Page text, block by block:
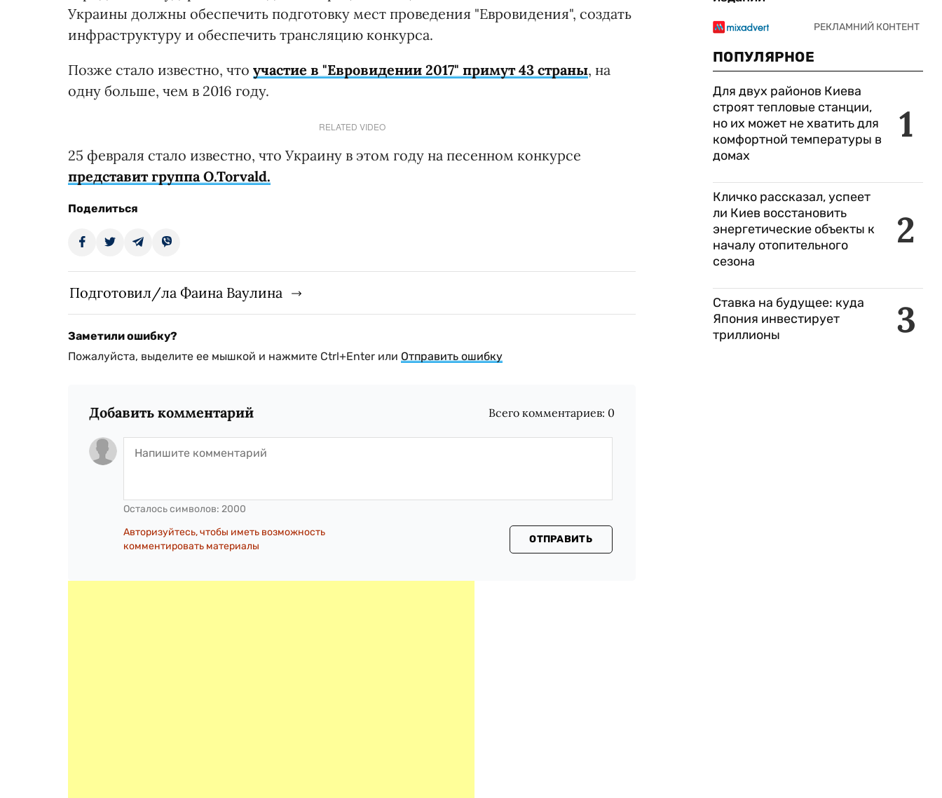
Украины должны обеспечить подготовку мест проведения "Евровидения", создать
инфраструктуру и обеспечить трансляцию конкурса.
Позже стало известно, что участие в "Евровидении 2017" примут 43 страны, на
одну больше, чем в 2016 году.
RELATED VIDEO
25 февраля стало известно, что Украину в этом году на песенном конкурсе
представит группа O.Torvald.
Поделиться
Подготовил/ла Фаина Ваулина
Заметили ошибку?
Пожалуйста, выделите ее мышкой и нажмите Ctrl+Enter или Отправить ошибку
Добавить комментарий Всего комментариев: 0
Осталось символов: 2000
Авторизуйтесь, чтобы иметь возможность
комментировать материалы
ОТПРАВИТЬ
ПОПУЛЯРНОЕ
1
Для двух районов Киева
строят тепловые станции,
но их может не хватить для
комфортной температуры в
домах
2
Кличко рассказал, успеет
ли Киев восстановить
энергетические объекты к
началу отопительного
сезона
3
Ставка на будущее: куда
Япония инвестирует
триллионы